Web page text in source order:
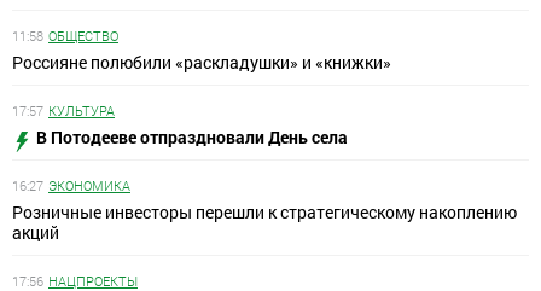
11:58 ОБЩЕСТВО
Россияне полюбили «раскладушки» и «книжки»
17:57 КУЛЬТУРА
В Потодееве отпраздновали День села
16:27 ЭКОНОМИКА
Розничные инвесторы перешли к стратегическому накоплению
акций
17:56 НАЦПРОЕКТЫ